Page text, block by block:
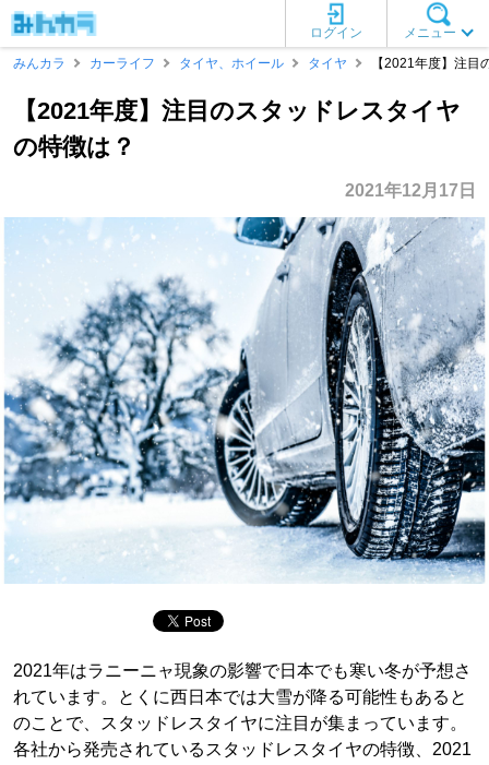
メニュー
ログイン
みんカラ
カーライフ タイヤ、ホイール タイヤ 【2021年度】注目
【2021年度】注目のスタッドレスタイヤ
の特徴は？
2021年12月17日
2021年はラニーニャ現象の影響で日本でも寒い冬が予想さ
れています。とくに西日本では大雪が降る可能性もあると
のことで、スタッドレスタイヤに注目が集まっています。
各社から発売されているスタッドレスタイヤの特徴、2021